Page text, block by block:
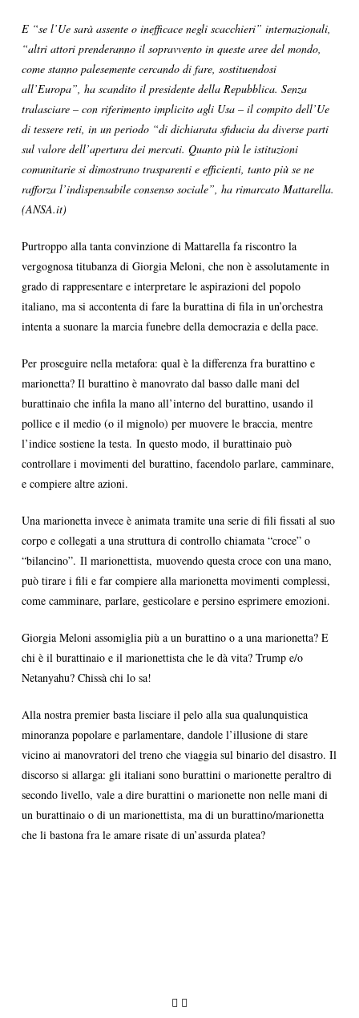
E “se l’Ue sarà assente o inefficace negli scacchieri” internazionali,
“altri attori prenderanno il sopravvento in queste aree del mondo,
come stanno palesemente cercando di fare, sostituendosi
all’Europa”, ha scandito il presidente della Repubblica. Senza
tralasciare – con riferimento implicito agli Usa – il compito dell’Ue
di tessere reti, in un periodo “di dichiarata sfiducia da diverse parti
sul valore dell’apertura dei mercati. Quanto più le istituzioni
comunitarie si dimostrano trasparenti e efficienti, tanto più se ne
rafforza l’indispensabile consenso sociale”, ha rimarcato Mattarella.
(ANSA.it)
Purtroppo alla tanta convinzione di Mattarella fa riscontro la
vergognosa titubanza di Giorgia Meloni, che non è assolutamente in
grado di rappresentare e interpretare le aspirazioni del popolo
italiano, ma si accontenta di fare la burattina di fila in un’orchestra
intenta a suonare la marcia funebre della democrazia e della pace.
Per proseguire nella metafora: qual è la differenza fra burattino e
marionetta? Il burattino è manovrato dal basso dalle mani del
burattinaio che infila la mano all’interno del burattino, usando il
pollice e il medio (o il mignolo) per muovere le braccia, mentre
l’indice sostiene la testa. In questo modo, il burattinaio può
controllare i movimenti del burattino, facendolo parlare, camminare,
e compiere altre azioni.
Una marionetta invece è animata tramite una serie di fili fissati al suo
corpo e collegati a una struttura di controllo chiamata “croce” o
“bilancino”. Il marionettista, muovendo questa croce con una mano,
può tirare i fili e far compiere alla marionetta movimenti complessi,
come camminare, parlare, gesticolare e persino esprimere emozioni.
Giorgia Meloni assomiglia più a un burattino o a una marionetta? E
chi è il burattinaio e il marionettista che le dà vita? Trump e/o
Netanyahu? Chissà chi lo sa!
Alla nostra premier basta lisciare il pelo alla sua qualunquistica
minoranza popolare e parlamentare, dandole l’illusione di stare
vicino ai manovratori del treno che viaggia sul binario del disastro. Il
discorso si allarga: gli italiani sono burattini o marionette peraltro di
secondo livello, vale a dire burattini o marionette non nelle mani di
un burattinaio o di un marionettista, ma di un burattino/marionetta
che li bastona fra le amare risate di un’assurda platea?